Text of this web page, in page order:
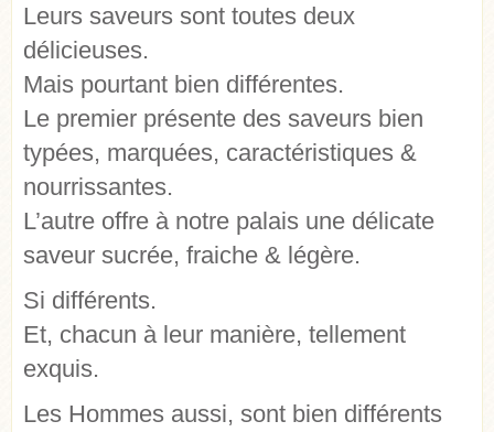
Leurs saveurs sont toutes deux
délicieuses.
Mais pourtant bien différentes.
Le premier présente des saveurs bien
typées, marquées, caractéristiques &
nourrissantes.
L’autre offre à notre palais une délicate
saveur sucrée, fraiche & légère.
Si différents.
Et, chacun à leur manière, tellement
exquis.
Les Hommes aussi, sont bien différents